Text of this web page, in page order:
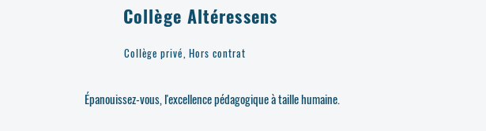
Collège Altéressens
Collège privé, Hors contrat
Épanouissez-vous, l'excellence pédagogique à taille humaine.